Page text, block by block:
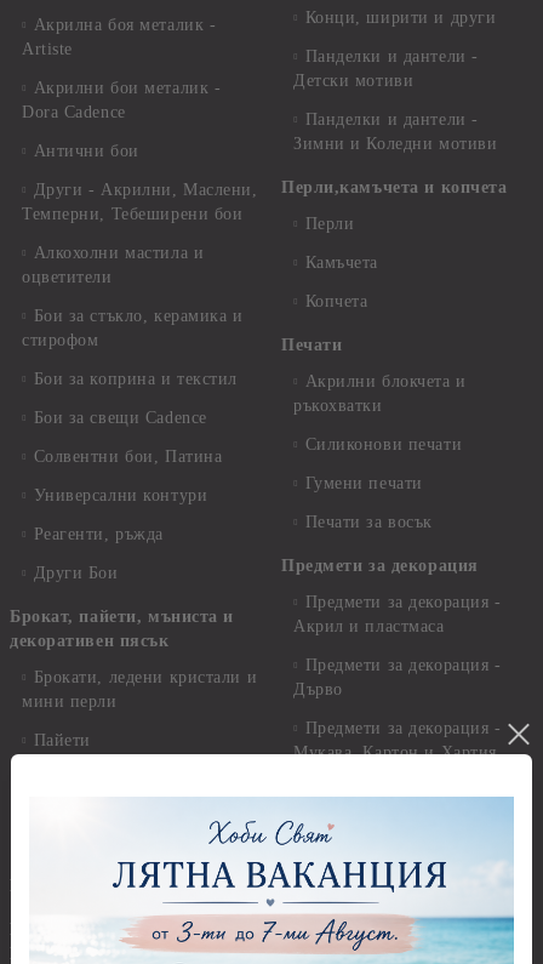
Акрилна боя металик -
Artiste
Акрилни бои металик -
Dora Cadence
Антични бои
Други - Акрилни, Маслени,
Темперни, Тебеширени бои
Алкохолни мастила и
оцветители
Бои за стъкло, керамика и
стирофом
Бои за коприна и текстил
Бои за свещи Cadence
Солвентни бои, Патина
Универсални контури
Реагенти, ръжда
Други Бои
Брокат, пайети, мъниста и
декоративен пясък
Брокати, ледени кристали и
мини перли
Пайети
Висулки
Глина,Гипс, Калъпи,
Елементи, Инструменти
Конци, ширити и други
Панделки и дантели -
Детски мотиви
Панделки и дантели -
Зимни и Коледни мотиви
Перли,камъчета и копчета
Перли
Камъчета
Копчета
Печати
Акрилни блокчета и
ръкохватки
Силиконови печати
Гумени печати
Печати за восък
Предмети за декорация
Предмети за декорация -
Акрил и пластмаса
Предмети за декорация -
Дърво
Предмети за декорация -
Мукава, Картон и Хартия
Керамика и метал
Предмети за декорация -
Стирофом